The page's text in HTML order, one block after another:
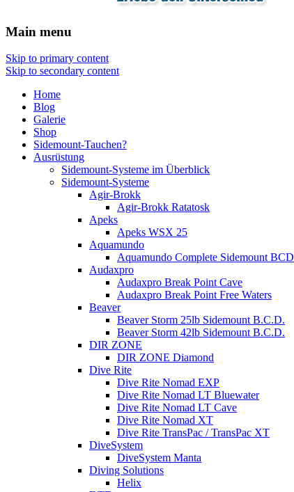
Main menu
Skip to primary content
Skip to secondary content
Home
Blog
Galerie
Shop
Sidemount-Tauchen?
Ausrüstung
Sidemount-Systeme im Überblick
Sidemount-Systeme
Agir-Brokk
Agir-Brokk Ratatosk
Apeks
Apeks WSX 25
Aquamundo
Aquamundo Complete Sidemount BCD
Audaxpro
Audaxpro Break Point Cave
Audaxpro Break Point Free Waters
Beaver
Beaver Storm 25lb Sidemount B.C.D.
Beaver Storm 42lb Sidemount B.C.D.
DIR ZONE
DIR ZONE Diamond
Dive Rite
Dive Rite Nomad EXP
Dive Rite Nomad LT Bluewater
Dive Rite Nomad LT Cave
Dive Rite Nomad XT
Dive Rite TransPac / TransPac XT
DiveSystem
DiveSystem Manta
Diving Solutions
Helix